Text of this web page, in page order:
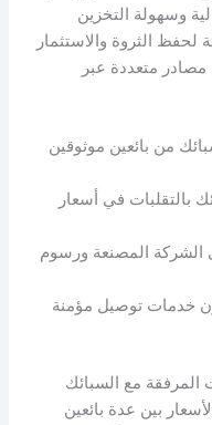
وسهولة التخزين
الثروة والاستثمار
مصادر متعددة عبر
من بائعين موثوقين
بالتقلبات في أسعار
الشركة المصنعة ورسوم
خدمات توصيل مؤمنة
المرفقة مع السبائك
بين عدة بائعين